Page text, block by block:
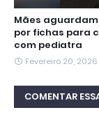
Mães
por fichas para
com pediatra
Fevereiro 20, 2026
COMENTAR